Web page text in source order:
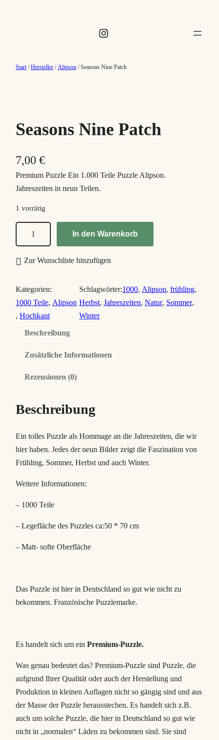
Instagram
Start/Hersteller /Alipson / Seasons Nine Patch
Seasons Nine Patch
7,00 €
Premium Puzzle Ein 1.000 Teile Puzzle Alipson.
Jahreszeiten in neun Teilen.
1 vorrätig
s
n
s
N
c
M
e
n
g
In den Warenkorb
Zur Wunschliste hinzufügen
Kategorien:
1000 Teile, Alipson
, Hochkant
Schlagwörter:1000, Alipson, frühling,
Herbst, Jahreszeiten, Natur, Sommer,
Winter
Beschreibung
Zusätzliche Informationen
Rezensionen (0)
Beschreibung
Ein tolles Puzzle als Hommage an die Jahreszeiten, die wir
hier haben. Jedes der neun Bilder zeigt die Faszination von
Frühling, Sommer, Herbst und auch Winter.
Weitere Informationen:
– 1000 Teile
– Legefläche des Puzzles ca:50 * 70 cm
– Matt- softe Oberfläche
Das Puzzle ist hier in Deutschland so gut wie nicht zu
bekommen. Französische Puzzlemarke.
Es handelt sich um ein Premium-Puzzle.
Was genau bedeutet das? Premium-Puzzle sind Puzzle, die
aufgrund Ihrer Qualität oder auch der Herstellung und
Produktion in kleinen Auflagen nicht so gängig sind und aus
der Masse der Puzzle herausstechen. Es handelt sich z.B.
auch um solche Puzzle, die hier in Deutschland so gut wie
nicht in „normalen“ Läden zu bekommen sind. Sie sind